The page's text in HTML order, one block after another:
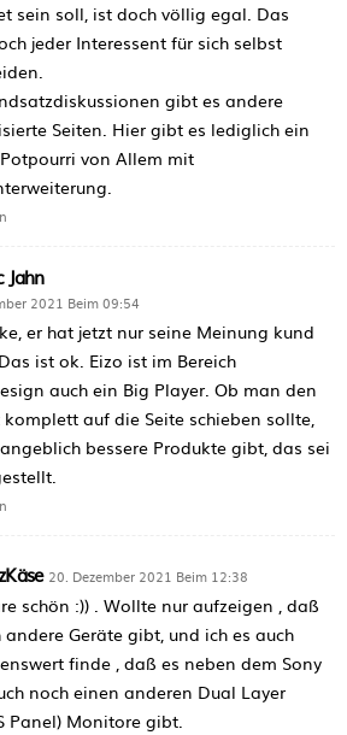
sein soll, ist doch völlig egal. Das
jeder Interessent für sich selbst
gibt es andere
Seiten. Hier gibt es lediglich ein
von Allem mit
Jahn
2021 Beim 09:54
er hat jetzt nur seine Meinung kund
ist ok. Eizo ist im Bereich
auch ein Big Player. Ob man den
komplett auf die Seite schieben sollte,
bessere Produkte gibt, das sei
20. Dezember 2021 Beim 12:38
schön :)) . Wollte nur aufzeigen , daß
andere Geräte gibt, und ich es auch
finde , daß es neben dem Sony
noch einen anderen Dual Layer
Panel) Monitore gibt.